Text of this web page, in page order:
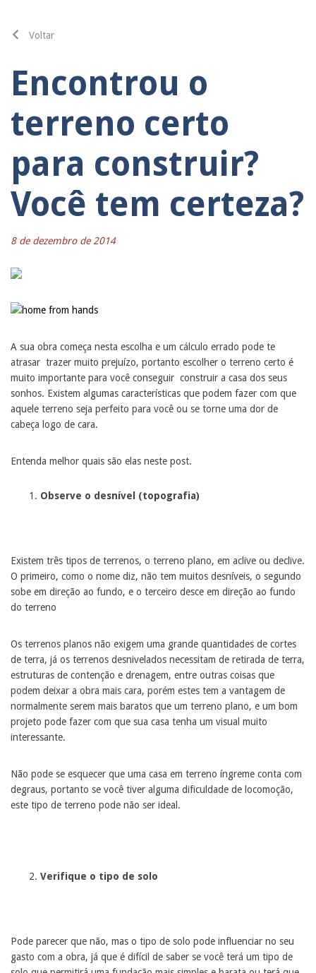
Voltar
Encontrou o
terreno certo
para construir?
Você tem certeza?
8 de dezembro de 2014
A sua obra começa nesta escolha e um cálculo errado pode te
atrasar trazer muito prejuízo, portanto escolher o terreno certo é
muito importante para você conseguir construir a casa dos seus
sonhos. Existem algumas características que podem fazer com que
aquele terreno seja perfeito para você ou se torne uma dor de
cabeça logo de cara.
Entenda melhor quais são elas neste post.
Observe o desnível (topografia)
Existem três tipos de terrenos, o terreno plano, em aclive ou declive.
O primeiro, como o nome diz, não tem muitos desníveis, o segundo
sobe em direção ao fundo, e o terceiro desce em direção ao fundo
do terreno
Os terrenos planos não exigem uma grande quantidades de cortes
de terra, já os terrenos desnivelados necessitam de retirada de terra,
estruturas de contenção e drenagem, entre outras coisas que
podem deixar a obra mais cara, porém estes tem a vantagem de
normalmente serem mais baratos que um terreno plano, e um bom
projeto pode fazer com que sua casa tenha um visual muito
interessante.
Não pode se esquecer que uma casa em terreno íngreme conta com
degraus, portanto se você tiver alguma dificuldade de locomoção,
este tipo de terreno pode não ser ideal.
Verifique o tipo de solo
Pode parecer que não, mas o tipo de solo pode influenciar no seu
gasto com a obra, já que é difícil de saber se você terá um tipo de